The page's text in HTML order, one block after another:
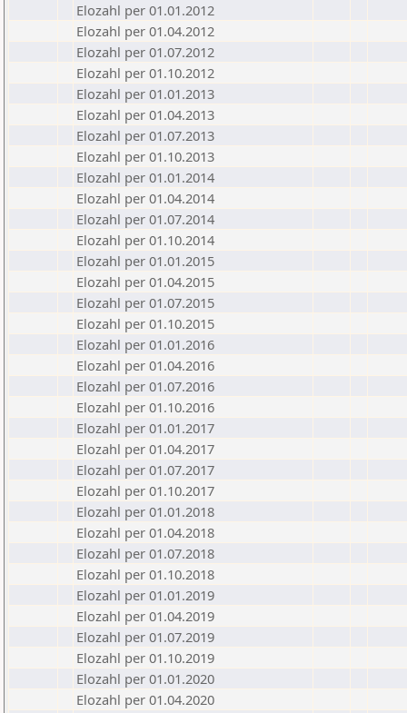
Elozahl per 01.01.2012
Elozahl per 01.04.2012
Elozahl per 01.07.2012
Elozahl per 01.10.2012
Elozahl per 01.01.2013
Elozahl per 01.04.2013
Elozahl per 01.07.2013
Elozahl per 01.10.2013
Elozahl per 01.01.2014
Elozahl per 01.04.2014
Elozahl per 01.07.2014
Elozahl per 01.10.2014
Elozahl per 01.01.2015
Elozahl per 01.04.2015
Elozahl per 01.07.2015
Elozahl per 01.10.2015
Elozahl per 01.01.2016
Elozahl per 01.04.2016
Elozahl per 01.07.2016
Elozahl per 01.10.2016
Elozahl per 01.01.2017
Elozahl per 01.04.2017
Elozahl per 01.07.2017
Elozahl per 01.10.2017
Elozahl per 01.01.2018
Elozahl per 01.04.2018
Elozahl per 01.07.2018
Elozahl per 01.10.2018
Elozahl per 01.01.2019
Elozahl per 01.04.2019
Elozahl per 01.07.2019
Elozahl per 01.10.2019
Elozahl per 01.01.2020
Elozahl per 01.04.2020